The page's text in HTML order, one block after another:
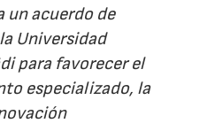
un acuerdo de
Universidad
para favorecer el
especializado, la